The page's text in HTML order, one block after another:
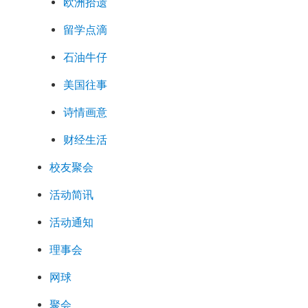
留学点滴
石油牛仔
美国往事
诗情画意
财经生活
校友聚会
活动简讯
活动通知
理事会
网球
聚会